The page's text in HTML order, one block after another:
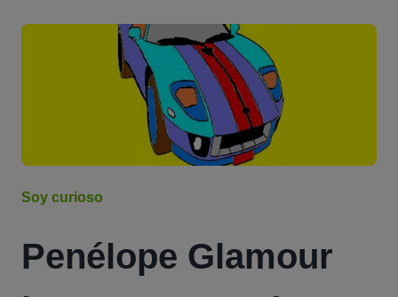
Soy curioso
Penélope Glamour